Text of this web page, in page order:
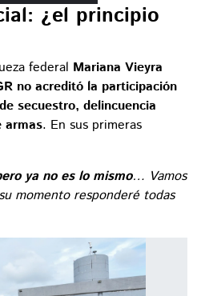
¿el principio
federal Mariana Vieyra
no acreditó la participación
secuestro, delincuencia
armas. En sus primeras
ya no es lo mismo… Vamos
momento responderé todas